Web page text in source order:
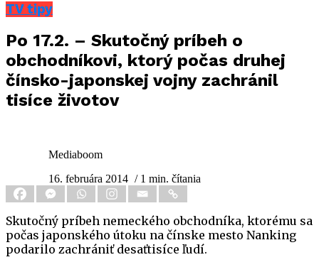
TV tipy
Po 17.2. – Skutočný príbeh o
obchodníkovi, ktorý počas druhej
čínsko-japonskej vojny zachránil
tisíce životov
Mediaboom
16. februára 2014 / 1 min. čítania
Skutočný príbeh nemeckého obchodníka, ktorému sa
počas japonského útoku na čínske mesto Nanking
podarilo zachrániť desaťtisíce ľudí.